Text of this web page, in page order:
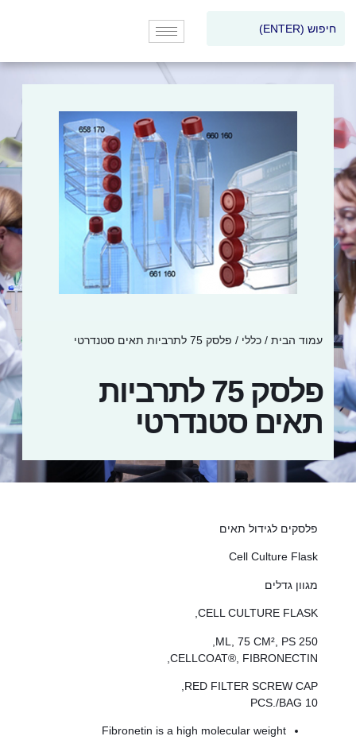
עמוד הבית / כללי / פלסק 75 לתרביות תאים סטנדרטי
פלסק 75 לתרביות
תאים סטנדרטי
פלסקים לגידול תאים
Cell Culture Flask
מגוון גדלים
CELL CULTURE FLASK,
250 ML, 75 CM², PS,
CELLCOAT®, FIBRONECTIN,
RED FILTER SCREW CAP,
10 PCS./BAG
Fibronetin is a high molecular weight